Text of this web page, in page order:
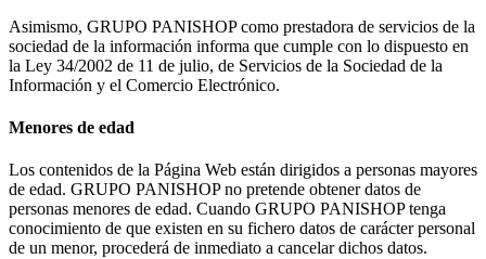
Asimismo, GRUPO PANISHOP como prestadora de servicios de la
sociedad de la información informa que cumple con lo dispuesto en
la Ley 34/2002 de 11 de julio, de Servicios de la Sociedad de la
Información y el Comercio Electrónico.
Menores de edad
Los contenidos de la Página Web están dirigidos a personas mayores
de edad. GRUPO PANISHOP no pretende obtener datos de
personas menores de edad. Cuando GRUPO PANISHOP tenga
conocimiento de que existen en su fichero datos de carácter personal
de un menor, procederá de inmediato a cancelar dichos datos.